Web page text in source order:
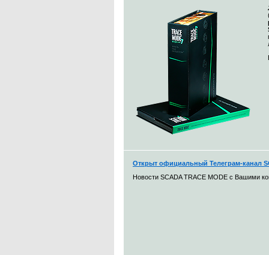
Открыт официальный Телеграм-канал
Новости SCADA TRACE MODE с Вашими